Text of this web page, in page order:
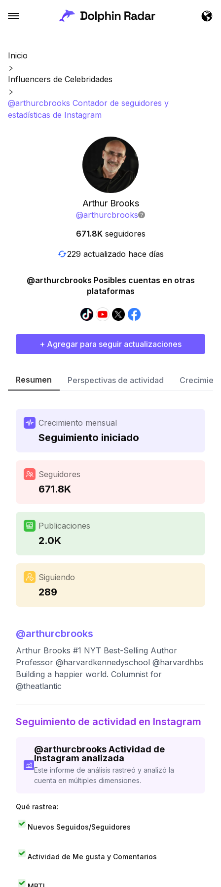
Inicio
Influencers de Celebridades
@arthurcbrooks Contador de seguidores y
estadísticas de Instagram
Arthur Brooks
@arthurcbrooks
671.8K seguidores
229 actualizado hace días
@arthurcbrooks Posibles cuentas en otras
plataformas
+ Agregar para seguir actualizaciones
Resumen Perspectivas de actividad
Crecimiento mensual
Seguimiento iniciado
Seguidores
671.8K
Publicaciones
2.0K
Siguiendo
289
@arthurcbrooks
Arthur Brooks #1 NYT Best-Selling Author
Professor @harvardkennedyschool @harvardhbs
Building a happier world. Columnist for
@theatlantic
Seguimiento de actividad en Instagram
@arthurcbrooksActividad de
Instagram analizada
Este informe de análisis rastreó y analizó la
cuenta en múltiples dimensiones.
Qué rastrea:
Nuevos Seguidos/Seguidores
Actividad de Me gusta y Comentarios